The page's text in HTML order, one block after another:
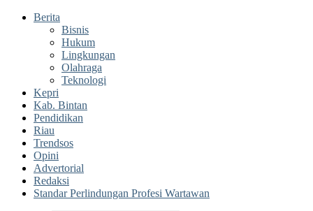
Berita
Bisnis
Hukum
Lingkungan
Olahraga
Teknologi
Kepri
Kab. Bintan
Pendidikan
Riau
Trendsos
Opini
Advertorial
Redaksi
Standar Perlindungan Profesi Wartawan